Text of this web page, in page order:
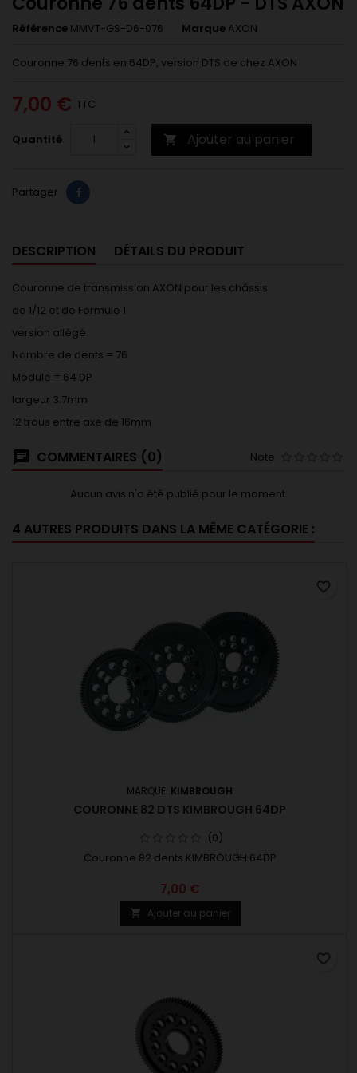
Référence MMVT-GS-D6-076 Marque AXON
Couronne 76 dents en 64DP, version DTS de chez AXON
7,00 € TTC
Quantité  Ajouter au panier
Partager
DESCRIPTION DÉTAILS DU PRODUIT
Couronne de transmission AXON pour les châssis
de 1/12 et de Formule 1
version allégé.
Nombre de dents = 76
Module = 64 DP
largeur 3.7mm
12 trous entre axe de 16mm
COMMENTAIRES (0) Note
Aucun avis n'a été publié pour le moment.
4 AUTRES PRODUITS DANS LA MÊME CATÉGORIE :
MARQUE: KIMBROUGH
COURONNE 82 DTS KIMBROUGH 64DP
(0)
Couronne 82 dents KIMBROUGH 64DP
7,00 €
 Ajouter au panier
favorite_border
favorite_border